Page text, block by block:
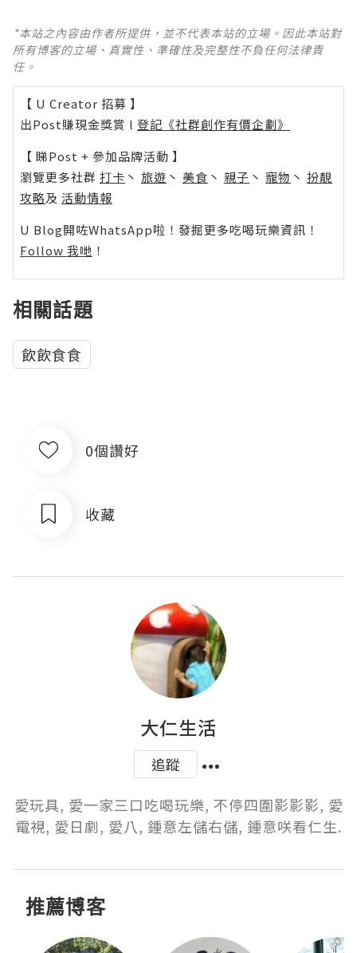
*本站之內容由作者所提供，並不代表本站的立場。因此本站對
所有博客的立場、真實性、準確性及完整性不負任何法律責
任。
【 U Creator 招募 】
出Post賺現金獎賞 l 登記《社群創作有價企劃》
【 睇Post + 參加品牌活動 】
瀏覽更多社群 打卡 丶 旅遊 丶 美食 丶 親子 丶 寵物 丶 扮靚
攻略及 活動情報
U Blog開咗WhatsApp啦！發掘更多吃喝玩樂資訊！
Follow 我哋 ！
相關話題
飲飲食食
0個讚好
收藏
大仁生活
追蹤
愛玩具, 愛一家三口吃喝玩樂, 不停四圍影影影, 愛
電視, 愛日劇, 愛八, 鍾意左儲右儲, 鍾意咲看仁生.
推薦博客